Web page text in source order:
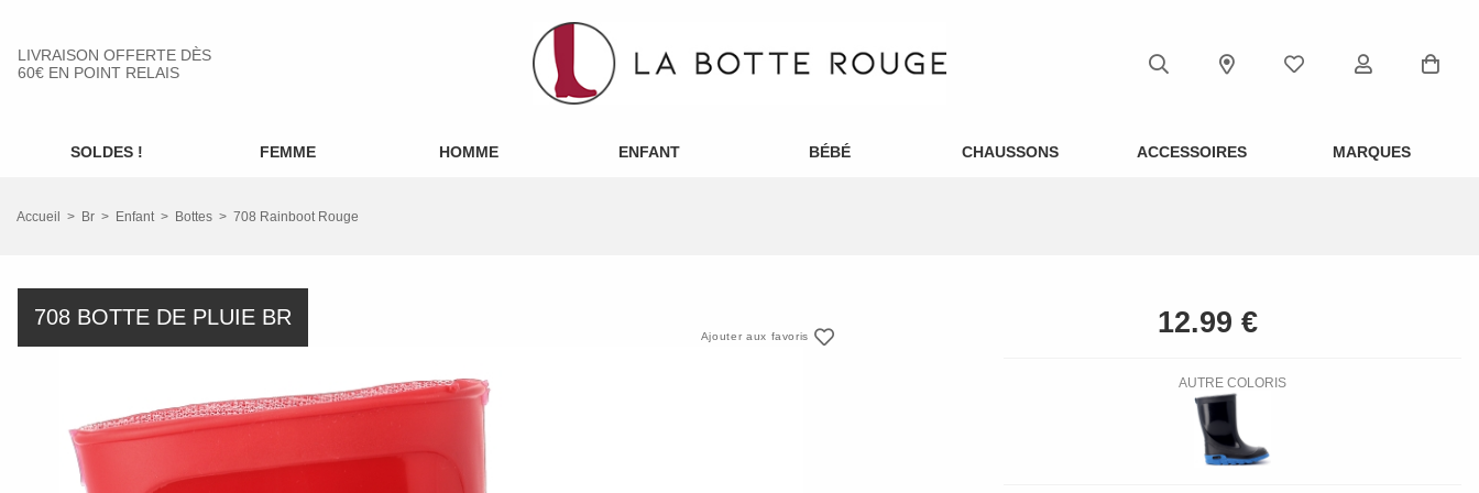
LIVRAISON OFFERTE DÈS
60€ EN POINT RELAIS
SOLDES ! FEMME HOMME ENFANT BÉBÉ CHAUSSONS ACCESSOIRES MARQUES
Accueil Br Enfant Bottes 708 Rainboot Rouge
708 BOTTE DE PLUIE BR
Ajouter aux favoris
AUTRE COLORIS